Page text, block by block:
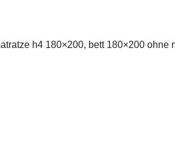
h4 180×200, bett 180×200